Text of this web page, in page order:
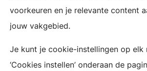
voorkeuren en je relevante content
jouw vakgebied.
Je kunt je cookie-instellingen op elk
‘Cookies instellen’ onderaan de